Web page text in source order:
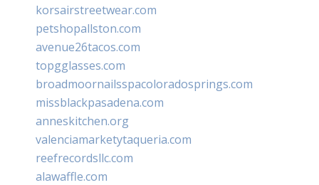
korsairstreetwear.com
petshopallston.com
avenue26tacos.com
topgglasses.com
broadmoornailsspacoloradosprings.com
missblackpasadena.com
anneskitchen.org
valenciamarketytaqueria.com
reefrecordsllc.com
alawaffle.com